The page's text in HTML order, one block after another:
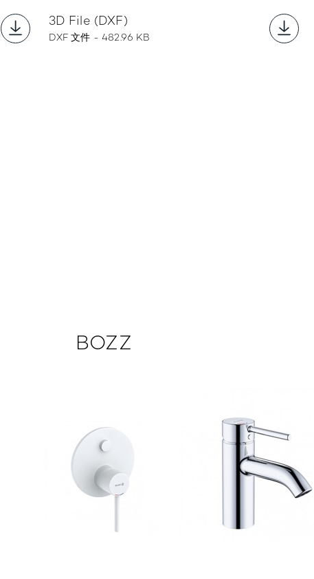
3D File (DXF)
DXF 文件 - 482.96 KB
BOZZ